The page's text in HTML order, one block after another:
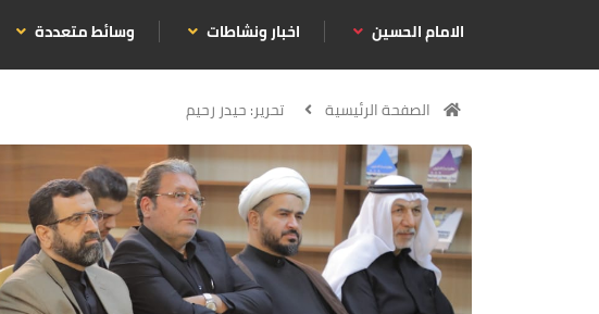
الامام الحسين اخبار ونشاطات وسائط متعددة
الصفحة الرئيسية تحرير: حيدر رحيم